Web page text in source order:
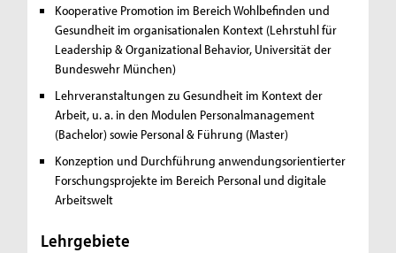
Kooperative Promotion im Bereich Wohlbefinden und
Gesundheit im organisationalen Kontext (Lehrstuhl für
Leadership & Organizational Behavior, Universität der
Bundeswehr München)
Lehrveranstaltungen zu Gesundheit im Kontext der
Arbeit, u. a. in den Modulen Personalmanagement
(Bachelor) sowie Personal & Führung (Master)
Konzeption und Durchführung anwendungsorientierter
Forschungsprojekte im Bereich Personal und digitale
Arbeitswelt
Lehrgebiete